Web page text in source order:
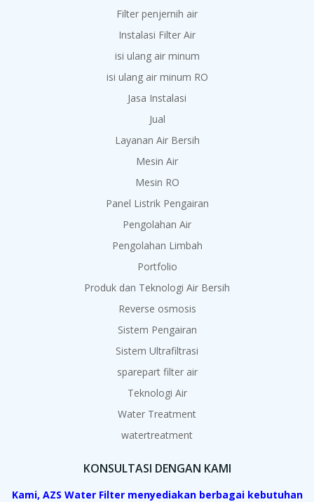
Filter penjernih air
Instalasi Filter Air
isi ulang air minum
isi ulang air minum RO
Jasa Instalasi
Jual
Layanan Air Bersih
Mesin Air
Mesin RO
Panel Listrik Pengairan
Pengolahan Air
Pengolahan Limbah
Portfolio
Produk dan Teknologi Air Bersih
Reverse osmosis
Sistem Pengairan
Sistem Ultrafiltrasi
sparepart filter air
Teknologi Air
Water Treatment
watertreatment
KONSULTASI DENGAN KAMI
Kami, AZS Water Filter menyediakan berbagai kebutuhan